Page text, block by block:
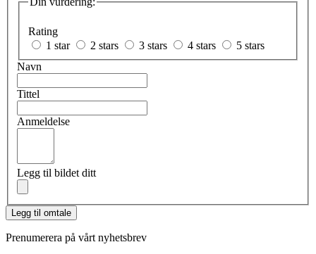
Rating
1 star
2 stars 3 stars 4 stars
5 stars
Navn
Tittel
Anmeldelse
Legg til bildet ditt
Legg til omtale
Prenumerera på vårt nyhetsbrev